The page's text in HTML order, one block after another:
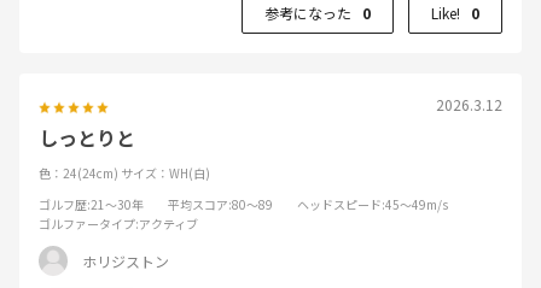
参考になった 0 Like! 0
2026.3.12
しっとりと
色：24(24cm) サイズ：WH(白)
ゴルフ歴:21～30年 平均スコア:80～89 ヘッドスピード:45～49m/s
ゴルファータイプ:アクティブ
ホリジストン